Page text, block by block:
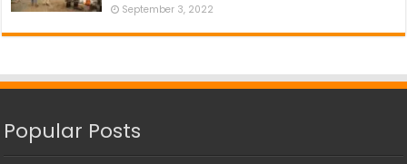
September 3, 2022
Popular Posts